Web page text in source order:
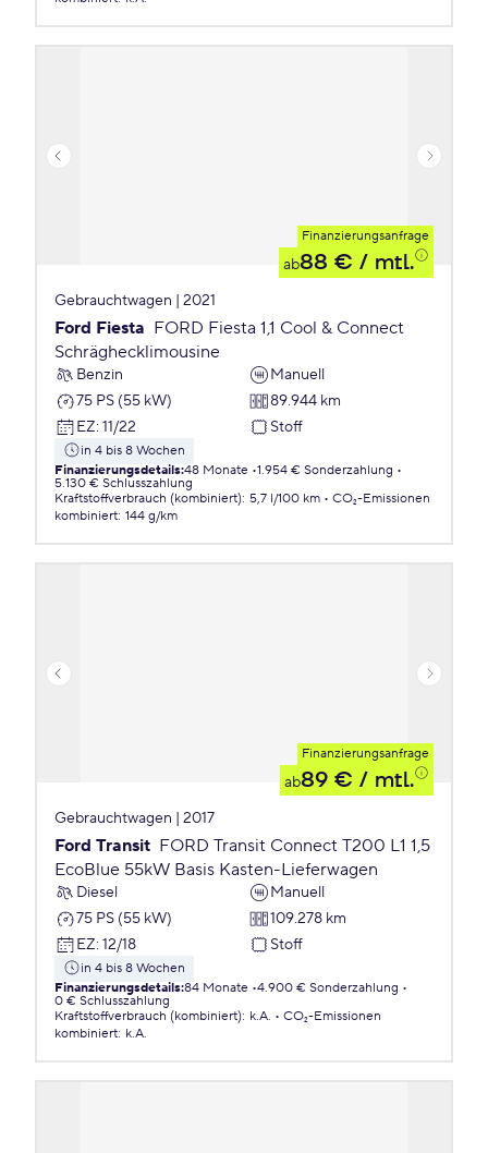
Finanzierungsanfrage
ab88 € / mtl.
Gebrauchtwagen | 2021
Ford Fiesta FORD Fiesta 1,1 Cool & Connect
Schräghecklimousine
Benzin
Manuell
75 PS (55 kW)
89.944 km
EZ: 11/22 Stoff
in 4 bis 8 Wochen
Finanzierungsdetails:48 Monate 1.954 € Sonderzahlung
5.130 € Schlusszahlung
Kraftstoffverbrauch (kombiniert): 5,7 l/100 km
CO₂-Emissionen
kombiniert: 144 g/km
Finanzierungsanfrage
ab89 € / mtl.
Gebrauchtwagen | 2017
Ford Transit FORD Transit Connect T200 L1 1,5
EcoBlue 55kW Basis Kasten-Lieferwagen
Diesel
Manuell
75 PS (55 kW)
109.278 km
EZ: 12/18 Stoff
in 4 bis 8 Wochen
Finanzierungsdetails:84 Monate 4.900 € Sonderzahlung
0 € Schlusszahlung
Kraftstoffverbrauch (kombiniert): k.A.
CO₂-Emissionen
kombiniert: k.A.